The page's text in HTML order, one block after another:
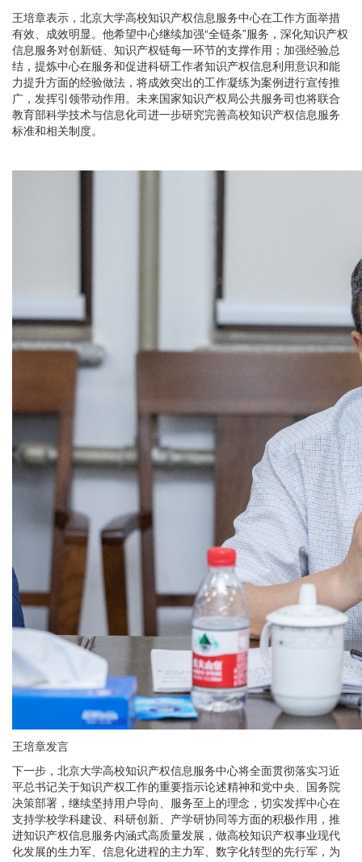
王培章表示，北京大学高校知识产权信息服务中心在工作方面举措
有效、成效明显。他希望中心继续加强“全链条”服务，深化知识产权
信息服务对创新链、知识产权链每一环节的支撑作用；加强经验总
结，提炼中心在服务和促进科研工作者知识产权信息利用意识和能
力提升方面的经验做法，将成效突出的工作凝练为案例进行宣传推
广，发挥引领带动作用。未来国家知识产权局公共服务司也将联合
教育部科学技术与信息化司进一步研究完善高校知识产权信息服务
标准和相关制度。
王培章发言
下一步，北京大学高校知识产权信息服务中心将全面贯彻落实习近
平总书记关于知识产权工作的重要指示论述精神和党中央、国务院
决策部署，继续坚持用户导向、服务至上的理念，切实发挥中心在
支持学校学科建设、科研创新、产学研协同等方面的积极作用，推
进知识产权信息服务内涵式高质量发展，做高校知识产权事业现代
化发展的生力军、信息化进程的主力军、数字化转型的先行军，为